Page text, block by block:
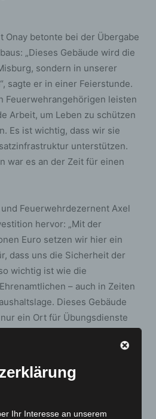
Onay betonte bei der Übergabe
„Dieses Gebäude wird die
sondern in unserer
sagte er in einer Feierstunde.
Feuerwehrangehörigen leisten
Arbeit, um Leben zu schützen
Es ist wichtig, dass wir sie
unterstützen.
war es an der Zeit für einen
Feuerwehrdezernent Axel
hervor: „Mit der
Euro setzen wir hier ein
dass uns die Sicherheit der
wichtig ist wie die
– auch in Zeiten
Dieses Gebäude
ein Ort für Übungsdienste
Ort der Gemeinschaft sein.“
moderner
Hallen- und
Ihr Interesse an unserem